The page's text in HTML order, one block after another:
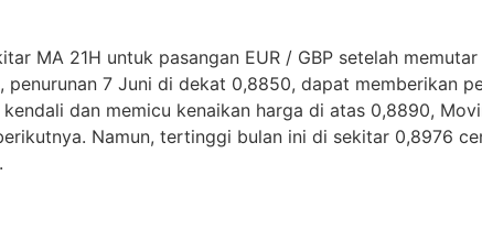
MA 21H untuk pasangan EUR / GBP setelah
7 Juni di dekat 0,8850, dapat memberikan
dan memicu kenaikan harga di atas 0,8890,
Namun, tertinggi bulan ini di sekitar 0,8976